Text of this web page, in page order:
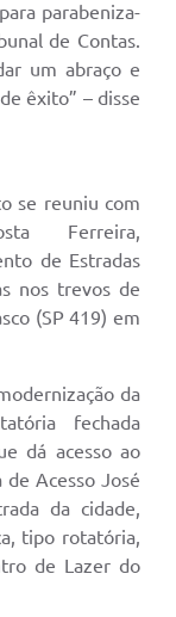
parabeniza-
de Contas.
um abraço e
êxito” – disse
se reuniu com
Ferreira,
de Estradas
nos trevos de
(SP 419) em
da
fechada
dá acesso ao
Acesso José
da cidade,
tipo rotatória,
de Lazer do